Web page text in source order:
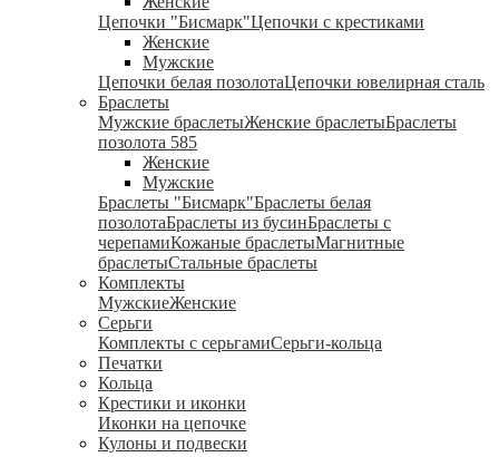
Цепочки "Бисмарк"Цепочки с крестиками
Женские
Мужские
Цепочки белая позолотаЦепочки ювелирная сталь
Браслеты
Мужские браслетыЖенские браслетыБраслеты
позолота 585
Женские
Мужские
Браслеты "Бисмарк"Браслеты белая
позолотаБраслеты из бусинБраслеты с
черепамиКожаные браслетыМагнитные
браслетыСтальные браслеты
Комплекты
МужскиеЖенские
Серьги
Комплекты с серьгамиСерьги-кольца
Печатки
Кольца
Крестики и иконки
Иконки на цепочке
Кулоны и подвески